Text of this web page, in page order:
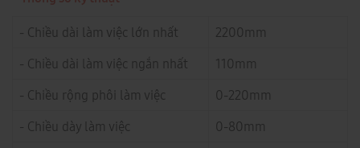
- Chiều dài làm việc lớn nhất
2200mm
- Chiều dài làm việc ngắn nhất
110mm
- Chiều rộng phôi làm việc
0-220mm
- Chiều dày làm việc
0-80mm